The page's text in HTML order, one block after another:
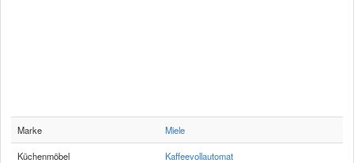
Marke Miele
Küchenmöbel Kaffeevollautomat